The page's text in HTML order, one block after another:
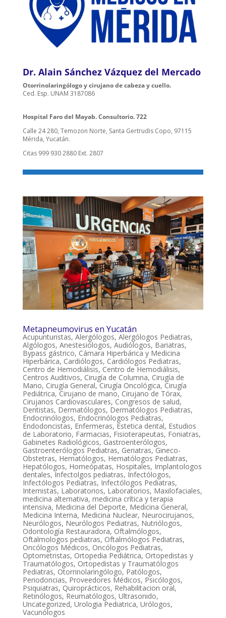
Dr. Alain Sánchez Vázquez del Mercado
Otorrinolaringólogo y cirujano de cabeza y cuello.
Ced. Esp. UNAM 3187086
Hospital Faro del Mayab. Consultorio. 722
Calle 24 280, Temozon Norte, Santa Gertrudis Copo, 97115
Mérida, Yucatán.
Citas 999 930 2880 Ext. 2807
Metapneumovirus en Yucatán
Acupunturistas, Alergólogos, Alergólogos Pediatras,
Algólogos, Anestesiólogos, Audiólogos, Bariatras,
Bypass gástrico, Cámara Hiperbárica y Medicina
Hiperbárica, Cardiólogos, Cardiólogos Pediatras,
Centro de Hemodiálisis, Centro de Hemodiálisis,
Centros Auditivos, Cirugía de Columna, Cirugía de
Mano, Cirugía General, Cirugía Oncológica, Cirugía
Pediátrica, Cirujano de mano, Cirujano de Tórax,
Cirujanos Cardiovasculares, Congresos de salud,
Dentistas, Dermatólogos, Dermatólogos Pediatras,
Endocrinólogos, Endocrinólogos Pediatras,
Endodoncistas, Enfermeras, Estetica dental, Estudios
de Laboratorio, Farmacias, Fisioterapeutas, Foniatras,
Gabinetes Radiológicos, Gastroenterólogos,
Gastroenterólogos Pediatras, Geriatras, Gineco-
Obstetras, Hematólogos, Hematólogos Pediatras,
Hepatólogos, Homeópatas, Hospitales, Implantologos
dentales, Infectolgos pediatras, Infectólogos,
Infectólogos Pediatras, Infectólogos Pediatras,
Internistas, Laboratorios, Laboratorios, Maxilofaciales,
medicina alternativa, medicina crítica y terapia
intensiva, Medicina del Deporte, Medicina General,
Medicina Interna, Medicina Nuclear, Neurocirujanos,
Neurólogos, Neurólogos Pediatras, Nutriólogos,
Odontología Restauradora, Oftalmólogos,
Oftalmologos pediatras, Oftalmólogos Pediatras,
Oncólogos Médicos, Oncólogos Pediatras,
Optometristas, Ortopedia Pediátrica, Ortopedistas y
Traumatólogos, Ortopedistas y Traumatólogos
Pediatras, Otorrinolaringólogo, Patólogos,
Periodoncias, Proveedores Médicos, Psicólogos,
Psiquiatras, Quiroprácticos, Rehabilitacion oral,
Retinólogos, Reumatólogos, Ultrasonido,
Uncategorized, Urologia Pediatrica, Urólogos,
Vacunólogos